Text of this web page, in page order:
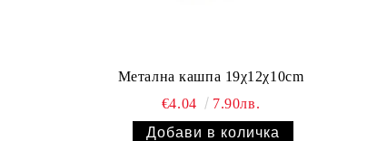
Метална кашпа 19χ12χ10cm
€4.04
7.90лв.